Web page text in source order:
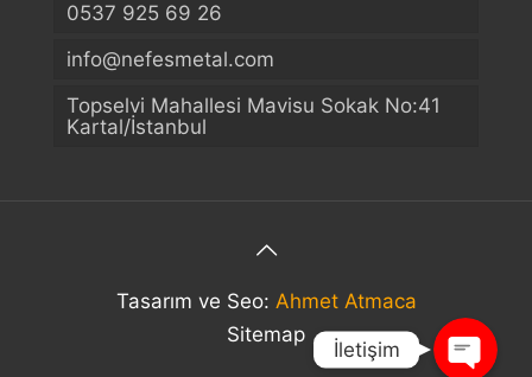
0537 925 69 26
info@nefesmetal.com
Topselvi Mahallesi Mavisu Sokak No:41
Kartal/İstanbul
Tasarım ve Seo: Ahmet Atmaca
Sitemap
Telefon
İletişim